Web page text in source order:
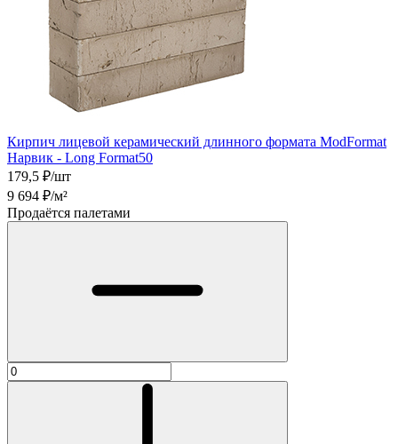
Кирпич лицевой керамический длинного формата ModFormat
Нарвик - Long Format50
179,5 ₽/шт
9 694 ₽/м²
Продаётся палетами